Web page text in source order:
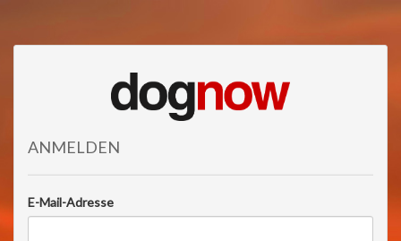
ANMELDEN
E-Mail-Adresse